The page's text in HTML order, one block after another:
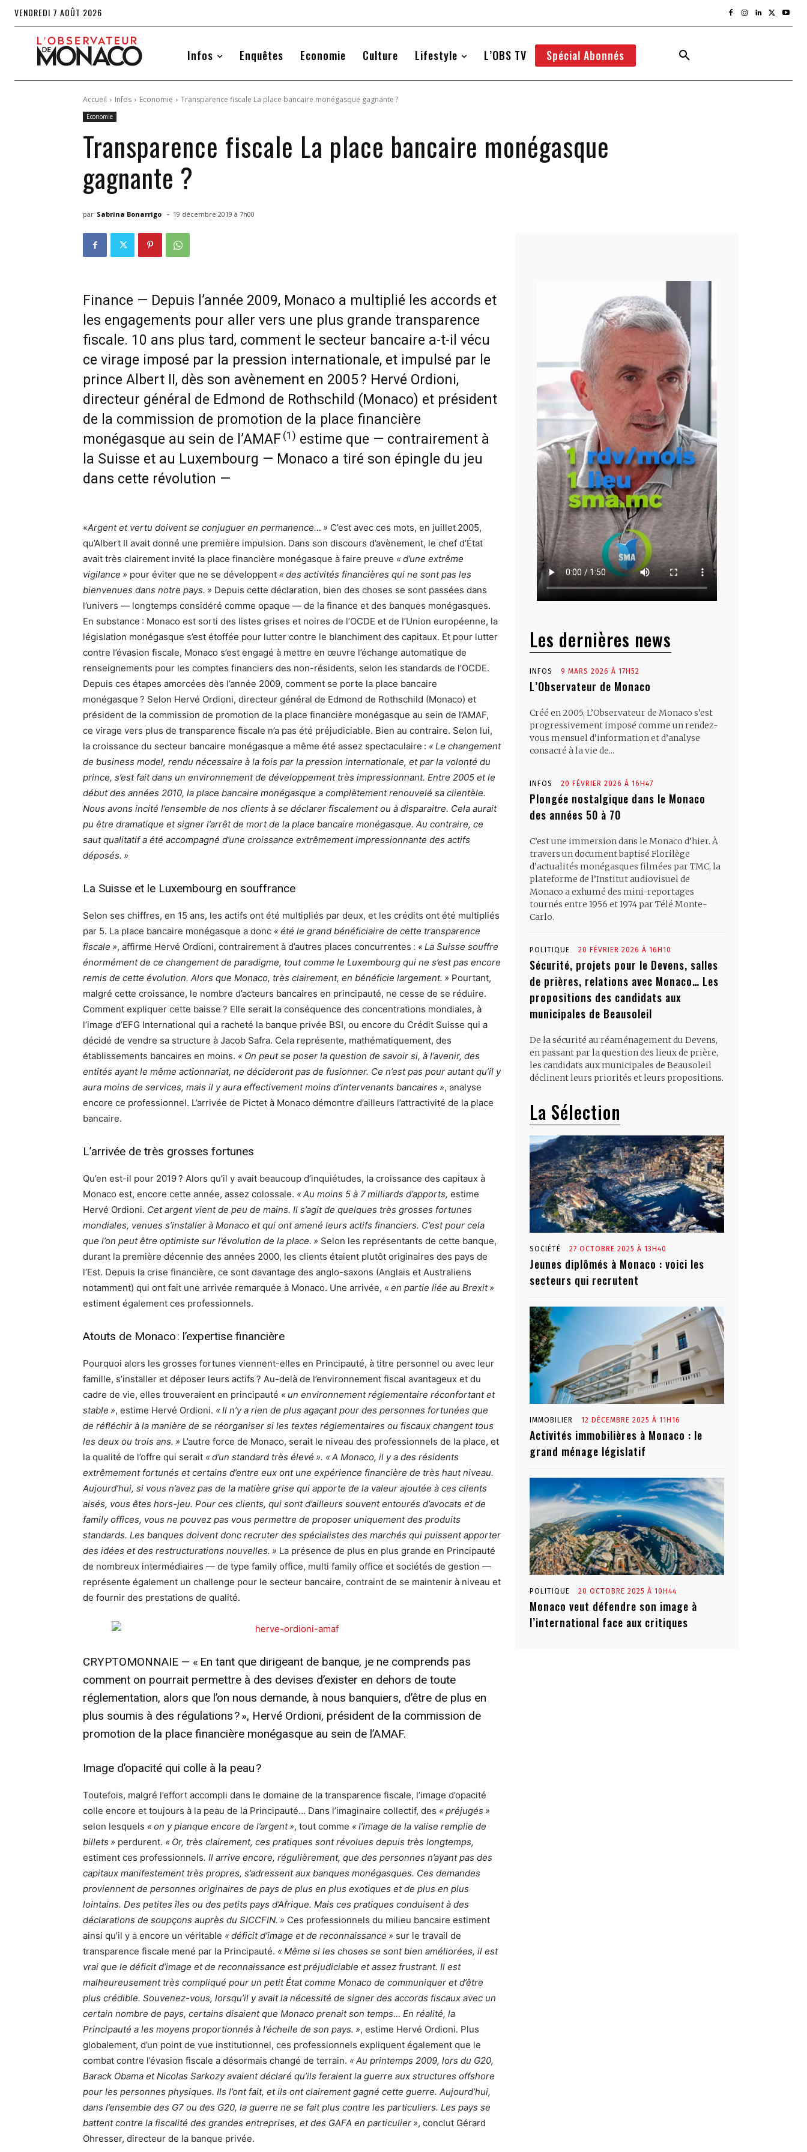
VENDREDI 7 AOÛT 2026
Infos Enquêtes Economie Culture Lifestyle L’OBS TV Spécial Abonnés
Accueil Infos Economie Transparence fiscale La place bancaire monégasque gagnante ?
Economie
Transparence fiscale La place bancaire monégasque
gagnante ?
par Sabrina Bonarrigo - 19 décembre 2019 à 7h00
Finance — Depuis l’année 2009, Monaco a multiplié les accords et
les engagements pour aller vers une plus grande transparence
fiscale. 10 ans plus tard, comment le secteur bancaire a-t-il vécu
ce virage imposé par la pression internationale, et impulsé par le
prince Albert II, dès son avènement en 2005 ? Hervé Ordioni,
directeur général de Edmond de Rothschild (Monaco) et président
de la commission de promotion de la place financière
monégasque au sein de l’AMAF (1) estime que — contrairement à
la Suisse et au Luxembourg — Monaco a tiré son épingle du jeu
dans cette révolution —
«Argent et vertu doivent se conjuguer en permanence… » C’est avec ces mots, en juillet 2005,
qu’Albert II avait donné une première impulsion. Dans son discours d’avènement, le chef d’État
avait très clairement invité la place financière monégasque à faire preuve « d’une extrême
vigilance » pour éviter que ne se développent « des activités financières qui ne sont pas les
bienvenues dans notre pays. » Depuis cette déclaration, bien des choses se sont passées dans
l’univers — longtemps considéré comme opaque — de la finance et des banques monégasques.
En substance : Monaco est sorti des listes grises et noires de l’OCDE et de l’Union européenne, la
législation monégasque s’est étoffée pour lutter contre le blanchiment des capitaux. Et pour lutter
contre l’évasion fiscale, Monaco s’est engagé à mettre en œuvre l’échange automatique de
renseignements pour les comptes financiers des non-résidents, selon les standards de l’OCDE.
Depuis ces étapes amorcées dès l’année 2009, comment se porte la place bancaire
monégasque ? Selon Hervé Ordioni, directeur général de Edmond de Rothschild (Monaco) et
président de la commission de promotion de la place financière monégasque au sein de l’AMAF,
ce virage vers plus de transparence fiscale n’a pas été préjudiciable. Bien au contraire. Selon lui,
la croissance du secteur bancaire monégasque a même été assez spectaculaire : « Le changement
de business model, rendu nécessaire à la fois par la pression internationale, et par la volonté du
prince, s’est fait dans un environnement de développement très impressionnant. Entre 2005 et le
début des années 2010, la place bancaire monégasque a complètement renouvelé sa clientèle.
Nous avons incité l’ensemble de nos clients à se déclarer fiscalement ou à disparaitre. Cela aurait
pu être dramatique et signer l’arrêt de mort de la place bancaire monégasque. Au contraire, ce
saut qualitatif a été accompagné d’une croissance extrêmement impressionnante des actifs
déposés. »
La Suisse et le Luxembourg en souffrance
Selon ses chiffres, en 15 ans, les actifs ont été multipliés par deux, et les crédits ont été multipliés
par 5. La place bancaire monégasque a donc « été le grand bénéficiaire de cette transparence
fiscale », affirme Hervé Ordioni, contrairement à d’autres places concurrentes : « La Suisse souffre
énormément de ce changement de paradigme, tout comme le Luxembourg qui ne s’est pas encore
remis de cette évolution. Alors que Monaco, très clairement, en bénéficie largement. » Pourtant,
malgré cette croissance, le nombre d’acteurs bancaires en principauté, ne cesse de se réduire.
Comment expliquer cette baisse ? Elle serait la conséquence des concentrations mondiales, à
l’image d’EFG International qui a racheté la banque privée BSI, ou encore du Crédit Suisse qui a
décidé de vendre sa structure à Jacob Safra. Cela représente, mathématiquement, des
établissements bancaires en moins. « On peut se poser la question de savoir si, à l’avenir, des
entités ayant le même actionnariat, ne décideront pas de fusionner. Ce n’est pas pour autant qu’il y
aura moins de services, mais il y aura effectivement moins d’intervenants bancaires », analyse
encore ce professionnel. L’arrivée de Pictet à Monaco démontre d’ailleurs l’attractivité de la place
bancaire.
L’arrivée de très grosses fortunes
Qu’en est-il pour 2019 ? Alors qu’il y avait beaucoup d’inquiétudes, la croissance des capitaux à
Monaco est, encore cette année, assez colossale. « Au moins 5 à 7 milliards d’apports, estime
Hervé Ordioni. Cet argent vient de peu de mains. Il s’agit de quelques très grosses fortunes
mondiales, venues s’installer à Monaco et qui ont amené leurs actifs financiers. C’est pour cela
que l’on peut être optimiste sur l’évolution de la place. » Selon les représentants de cette banque,
durant la première décennie des années 2000, les clients étaient plutôt originaires des pays de
l’Est. Depuis la crise financière, ce sont davantage des anglo-saxons (Anglais et Australiens
notamment) qui ont fait une arrivée remarquée à Monaco. Une arrivée, « en partie liée au Brexit »
estiment également ces professionnels.
Atouts de Monaco : l’expertise financière
Pourquoi alors les grosses fortunes viennent-elles en Principauté, à titre personnel ou avec leur
famille, s’installer et déposer leurs actifs ? Au-delà de l’environnement fiscal avantageux et du
cadre de vie, elles trouveraient en principauté « un environnement réglementaire réconfortant et
stable », estime Hervé Ordioni. « Il n’y a rien de plus agaçant pour des personnes fortunées que
de réfléchir à la manière de se réorganiser si les textes réglementaires ou fiscaux changent tous
les deux ou trois ans. » L’autre force de Monaco, serait le niveau des professionnels de la place, et
la qualité de l’offre qui serait « d’un standard très élevé ». « A Monaco, il y a des résidents
extrêmement fortunés et certains d’entre eux ont une expérience financière de très haut niveau.
Aujourd’hui, si vous n’avez pas de la matière grise qui apporte de la valeur ajoutée à ces clients
aisés, vous êtes hors-jeu. Pour ces clients, qui sont d’ailleurs souvent entourés d’avocats et de
family offices, vous ne pouvez pas vous permettre de proposer uniquement des produits
standards. Les banques doivent donc recruter des spécialistes des marchés qui puissent apporter
des idées et des restructurations nouvelles. » La présence de plus en plus grande en Principauté
de nombreux intermédiaires — de type family office, multi family office et sociétés de gestion —
représente également un challenge pour le secteur bancaire, contraint de se maintenir à niveau et
de fournir des prestations de qualité.
CRYPTOMONNAIE — « En tant que dirigeant de banque, je ne comprends pas
comment on pourrait permettre à des devises d’exister en dehors de toute
réglementation, alors que l’on nous demande, à nous banquiers, d’être de plus en
plus soumis à des régulations ? », Hervé Ordioni, président de la commission de
promotion de la place financière monégasque au sein de l’AMAF.
Image d’opacité qui colle à la peau ?
Toutefois, malgré l’effort accompli dans le domaine de la transparence fiscale, l’image d’opacité
colle encore et toujours à la peau de la Principauté… Dans l’imaginaire collectif, des « préjugés »
selon lesquels « on y planque encore de l’argent », tout comme « l’image de la valise remplie de
billets » perdurent. « Or, très clairement, ces pratiques sont révolues depuis très longtemps,
estiment ces professionnels. Il arrive encore, régulièrement, que des personnes n’ayant pas des
capitaux manifestement très propres, s’adressent aux banques monégasques. Ces demandes
proviennent de personnes originaires de pays de plus en plus exotiques et de plus en plus
lointains. Des petites îles ou des petits pays d’Afrique. Mais ces pratiques conduisent à des
déclarations de soupçons auprès du SICCFIN. » Ces professionnels du milieu bancaire estiment
ainsi qu’il y a encore un véritable « déficit d’image et de reconnaissance » sur le travail de
transparence fiscale mené par la Principauté. « Même si les choses se sont bien améliorées, il est
vrai que le déficit d’image et de reconnaissance est préjudiciable et assez frustrant. Il est
malheureusement très compliqué pour un petit État comme Monaco de communiquer et d’être
plus crédible. Souvenez-vous, lorsqu’il y avait la nécessité de signer des accords fiscaux avec un
certain nombre de pays, certains disaient que Monaco prenait son temps… En réalité, la
Principauté a les moyens proportionnés à l’échelle de son pays. », estime Hervé Ordioni. Plus
globalement, d’un point de vue institutionnel, ces professionnels expliquent également que le
combat contre l’évasion fiscale a désormais changé de terrain. « Au printemps 2009, lors du G20,
Barack Obama et Nicolas Sarkozy avaient déclaré qu’ils feraient la guerre aux structures offshore
pour les personnes physiques. Ils l’ont fait, et ils ont clairement gagné cette guerre. Aujourd’hui,
dans l’ensemble des G7 ou des G20, la guerre ne se fait plus contre les particuliers. Les pays se
battent contre la fiscalité des grandes entreprises, et des GAFA en particulier », conclut Gérard
Ohresser, directeur de la banque privée.
Les dernières news
INFOS 9 MARS 2026 À 17H52
L’Observateur de Monaco
Créé en 2005, L’Observateur de Monaco s’est
progressivement imposé comme un rendez-
vous mensuel d’information et d’analyse
consacré à la vie de...
INFOS 20 FÉVRIER 2026 À 16H47
Plongée nostalgique dans le Monaco
des années 50 à 70
C’est une immersion dans le Monaco d’hier. À
travers un document baptisé Florilège
d’actualités monégasques filmées par TMC, la
plateforme de l’Institut audiovisuel de
Monaco a exhumé des mini-reportages
tournés entre 1956 et 1974 par Télé Monte-
Carlo.
POLITIQUE 20 FÉVRIER 2026 À 16H10
Sécurité, projets pour le Devens, salles
de prières, relations avec Monaco… Les
propositions des candidats aux
municipales de Beausoleil
De la sécurité au réaménagement du Devens,
en passant par la question des lieux de prière,
les candidats aux municipales de Beausoleil
déclinent leurs priorités et leurs propositions.
La Sélection
SOCIÉTÉ 27 OCTOBRE 2025 À 13H40
Jeunes diplômés à Monaco : voici les
secteurs qui recrutent
IMMOBILIER 12 DÉCEMBRE 2025 À 11H16
Activités immobilières à Monaco : le
grand ménage législatif
POLITIQUE 20 OCTOBRE 2025 À 10H44
Monaco veut défendre son image à
l’international face aux critiques